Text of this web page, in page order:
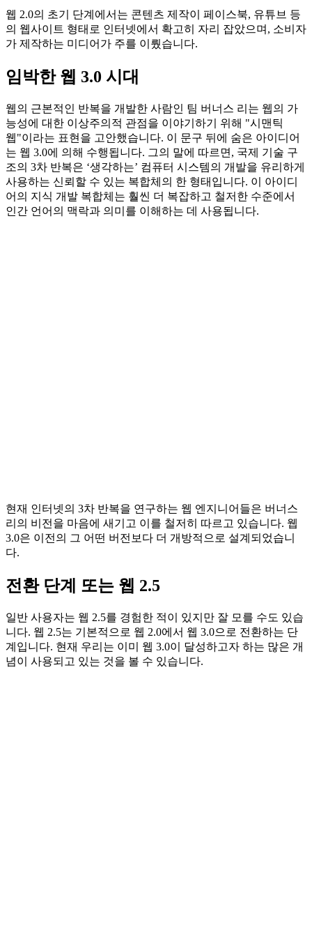
웹 2.0의 초기 단계에서는 콘텐츠 제작이 페이스북, 유튜브 등
의 웹사이트 형태로 인터넷에서 확고히 자리 잡았으며, 소비자
가 제작하는 미디어가 주를 이뤘습니다.
임박한 웹 3.0 시대
웹의 근본적인 반복을 개발한 사람인 팀 버너스 리는 웹의 가
능성에 대한 이상주의적 관점을 이야기하기 위해 "시맨틱
웹"이라는 표현을 고안했습니다. 이 문구 뒤에 숨은 아이디어
는 웹 3.0에 의해 수행됩니다. 그의 말에 따르면, 국제 기술 구
조의 3차 반복은 ‘생각하는’ 컴퓨터 시스템의 개발을 유리하게
사용하는 신뢰할 수 있는 복합체의 한 형태입니다. 이 아이디
어의 지식 개발 복합체는 훨씬 더 복잡하고 철저한 수준에서
인간 언어의 맥락과 의미를 이해하는 데 사용됩니다.
현재 인터넷의 3차 반복을 연구하는 웹 엔지니어들은 버너스
리의 비전을 마음에 새기고 이를 철저히 따르고 있습니다. 웹
3.0은 이전의 그 어떤 버전보다 더 개방적으로 설계되었습니
다.
전환 단계 또는 웹 2.5
일반 사용자는 웹 2.5를 경험한 적이 있지만 잘 모를 수도 있습
니다. 웹 2.5는 기본적으로 웹 2.0에서 웹 3.0으로 전환하는 단
계입니다. 현재 우리는 이미 웹 3.0이 달성하고자 하는 많은 개
념이 사용되고 있는 것을 볼 수 있습니다.